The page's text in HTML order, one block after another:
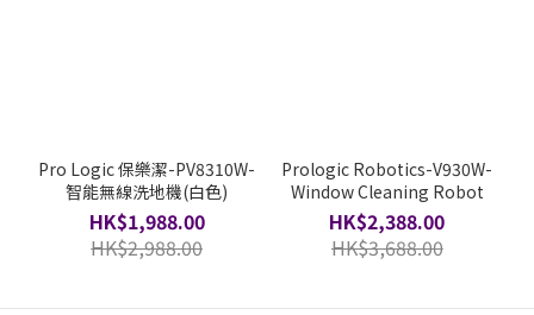
Pro Logic 保樂潔-PV8310W-
智能無線洗地機(白色)
HK$1,988.00
HK$2,988.00
Prologic Robotics-V930W-
Window Cleaning Robot
HK$2,388.00
HK$3,688.00